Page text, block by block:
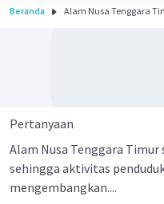
Beranda Alam Nusa Tenggara
Pertanyaan
Alam Nusa Tenggara Timur
sehingga aktivitas
mengembangkan....